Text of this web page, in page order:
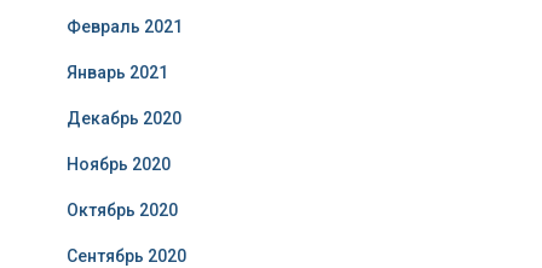
Февраль 2021
Январь 2021
Декабрь 2020
Ноябрь 2020
Октябрь 2020
Сентябрь 2020